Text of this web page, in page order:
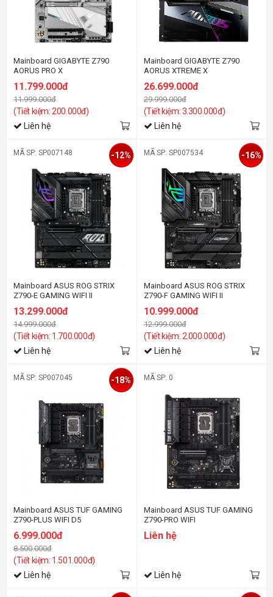
Mainboard GIGABYTE Z790
AORUS PRO X
11.799.000đ
11.999.000đ
(Tiết kiệm: 200.000đ)
Liên hệ
Mainboard GIGABYTE Z790
AORUS XTREME X
26.699.000đ
29.999.000đ
(Tiết kiệm: 3.300.000đ)
Liên hệ
MÃ SP: SP007148
Mainboard ASUS ROG STRIX
Z790-E GAMING WIFI II
13.299.000đ
14.999.000đ
(Tiết kiệm: 1.700.000đ)
-12%
Liên hệ
MÃ SP: SP007534
Mainboard ASUS ROG STRIX
Z790-F GAMING WIFI II
10.999.000đ
12.999.000đ
(Tiết kiệm: 2.000.000đ)
-16%
Liên hệ
MÃ SP: SP007045
Mainboard ASUS TUF GAMING
Z790-PLUS WIFI D5
6.999.000đ
8.500.000đ
(Tiết kiệm: 1.501.000đ)
-18%
Liên hệ
MÃ SP: 0
Mainboard ASUS TUF GAMING
Z790-PRO WIFI
Liên hệ
Liên hệ